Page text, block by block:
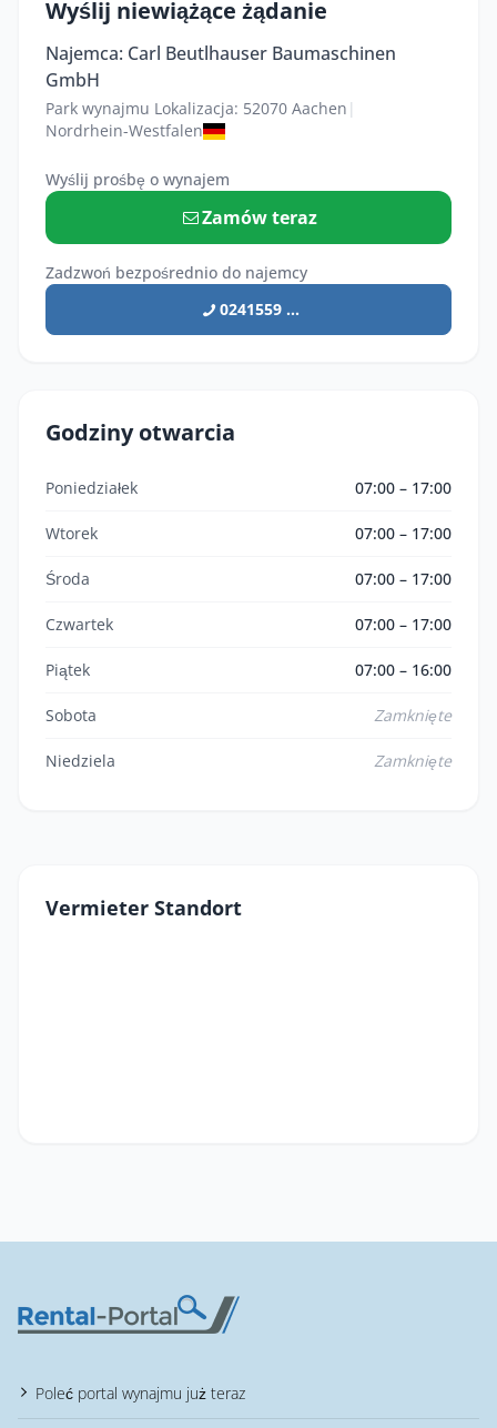
Wyślij niewiążące żądanie
Najemca: Carl Beutlhauser Baumaschinen
GmbH
Park wynajmu Lokalizacja: 52070 Aachen |
Nordrhein-Westfalen
Wyślij prośbę o wynajem
Zamów teraz
Zadzwoń bezpośrednio do najemcy
0241559 ...
Godziny otwarcia
Poniedziałek 07:00 – 17:00
Wtorek 07:00 – 17:00
Środa 07:00 – 17:00
Czwartek 07:00 – 17:00
Piątek 07:00 – 16:00
Sobota Zamknięte
Niedziela Zamknięte
Vermieter Standort
Poleć portal wynajmu już teraz